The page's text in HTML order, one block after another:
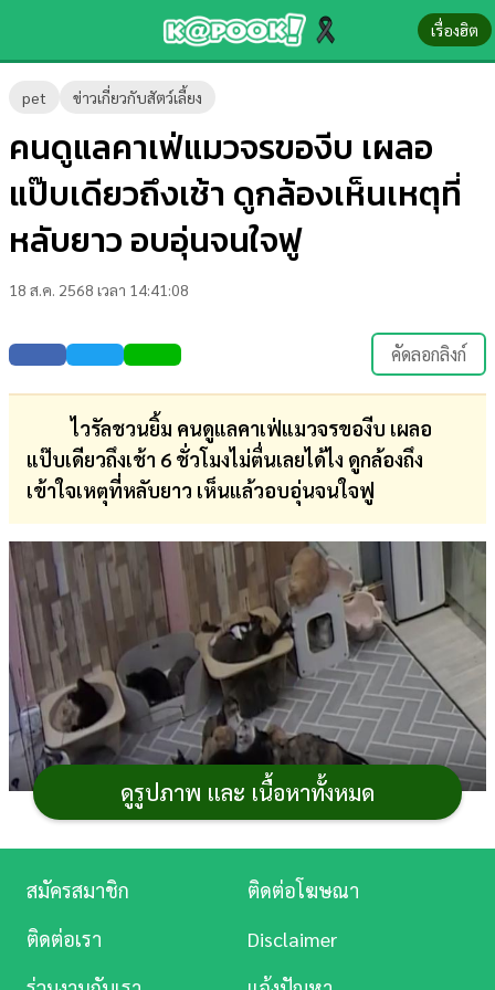
เรื่องฮิต
pet ข่าวเกี่ยวกับสัตว์เลี้ยง
คนดูแลคาเฟ่แมวจรของีบ เผลอ
แป๊บเดียวถึงเช้า ดูกล้องเห็นเหตุที่
หลับยาว อบอุ่นจนใจฟู
18 ส.ค. 2568 เวลา 14:41:08
คัดลอกลิงก์
ไวรัลชวนยิ้ม คนดูแลคาเฟ่แมวจรของีบ เผลอ
แป๊บเดียวถึงเช้า 6 ชั่วโมงไม่ตื่นเลยได้ไง ดูกล้องถึง
เข้าใจเหตุที่หลับยาว เห็นแล้วอบอุ่นจนใจฟู
ดูรูปภาพ และ เนื้อหาทั้งหมด
ข่าว-
ความ
รู้
บันเทิง
ตรวจ
หวย
บอล
สด
เงิน
การ
ศึกษา
บันเทิง
ดู
หนัง
สมัครสมาชิก
ติดต่อโฆษณา
ติดต่อเรา
Disclaimer